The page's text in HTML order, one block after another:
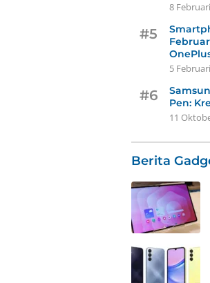
8
#5
5
#6
Pen:
11
Berita